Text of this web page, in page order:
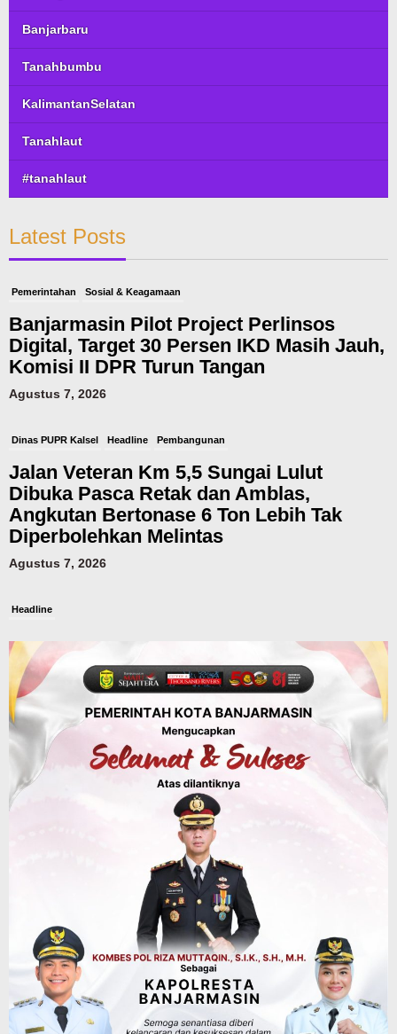
Banjarbaru
Tanahbumbu
KalimantanSelatan
Tanahlaut
#tanahlaut
Latest Posts
Pemerintahan Sosial & Keagamaan
Banjarmasin Pilot Project Perlinsos
Digital, Target 30 Persen IKD Masih Jauh,
Komisi II DPR Turun Tangan
Agustus 7, 2026
Dinas PUPR Kalsel Headline Pembangunan
Jalan Veteran Km 5,5 Sungai Lulut
Dibuka Pasca Retak dan Amblas,
Angkutan Bertonase 6 Ton Lebih Tak
Diperbolehkan Melintas
Agustus 7, 2026
Headline
Panaskan Kembali Arena Panjat Tebing,
FPTI Banjarmasin Siapkan Sirkuit se-
Kalsel
Agustus 8, 2026
Sosial & Keagamaan
Hari Pramuka ke-65, Kwarcab
Banjarmasin Ziarah ke Makam Pangeran
Antasari dan Gelar Ulang Janji
Sambut Ketua Komisi II DPR RI, Yamin
Suguhkan Ikan Sepat Kering dan
Cacapan Khas Banjar
Agustus 8, 2026